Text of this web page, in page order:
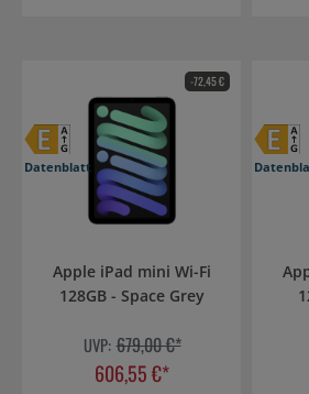
-72,45 €
Datenblatt
Apple iPad mini Wi-Fi
128GB - Space Grey
UVP: 679,00 €*
606,55 €*